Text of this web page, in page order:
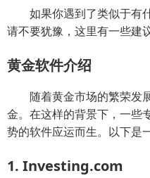
如果你遇到了类似于有
请不要犹豫，这里有一些建
黄金软件介绍
随着黄金市场的繁荣发
金。在这样的背景下，一些
势的软件应运而生。以下是
1. Investing.com